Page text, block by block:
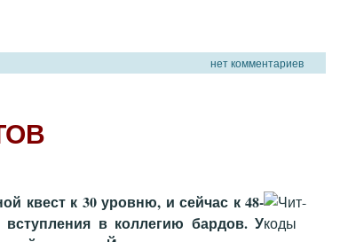
нет комментариев
квест к 30 уровню, и сейчас к 48-
в коллегию бардов. У